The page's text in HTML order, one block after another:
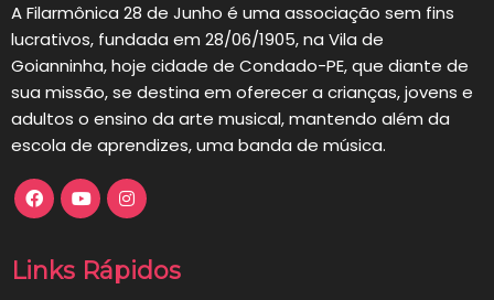
A Filarmônica 28 de Junho é uma associação sem fins
lucrativos, fundada em 28/06/1905, na Vila de
Goianninha, hoje cidade de Condado-PE, que diante de
sua missão, se destina em oferecer a crianças, jovens e
adultos o ensino da arte musical, mantendo além da
escola de aprendizes, uma banda de música.
Links Rápidos